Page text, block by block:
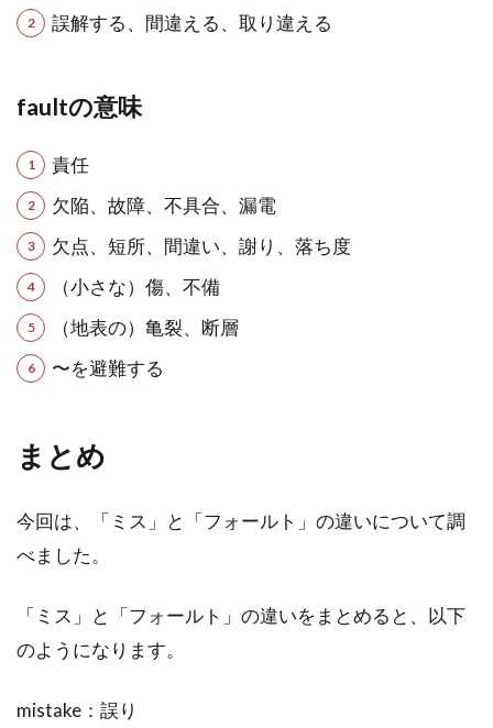
誤解する、間違える、取り違える
faultの意味
責任
欠陥、故障、不具合、漏電
欠点、短所、間違い、謝り、落ち度
（小さな）傷、不備
（地表の）亀裂、断層
〜を避難する
まとめ
今回は、「ミス」と「フォールト」の違いについて調
べました。
「ミス」と「フォールト」の違いをまとめると、以下
のようになります。
mistake：誤り